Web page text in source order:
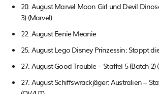
20. August Marvel Moon Girl und Devil
3) (Marvel)
22. August Eenie Meanie
25. August Lego Disney Prinzessin: Stoppt
27. August Good Trouble – Staffel 5 (Batch 2)
27. August Schiffswrackjäger: Australien –